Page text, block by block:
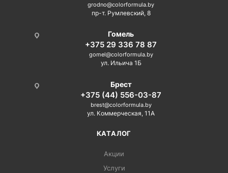
grodno@colorformula.by
пр-т. Румлевский, 8
Гомель
+375 29 336 78 87
gomel@colorformula.by
ул. Ильича 1Б
Брест
+375 (44) 556-03-87
brest@colorformula.by
ул. Коммерческая, 11А
КАТАЛОГ
Акции
Услуги